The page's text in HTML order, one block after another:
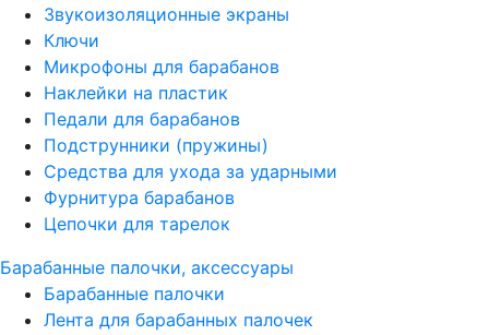
Звукоизоляционные экраны
Ключи
Микрофоны для барабанов
Наклейки на пластик
Педали для барабанов
Подструнники (пружины)
Средства для ухода за ударными
Фурнитура барабанов
Цепочки для тарелок
Барабанные палочки, аксессуары
Барабанные палочки
Лента для барабанных палочек